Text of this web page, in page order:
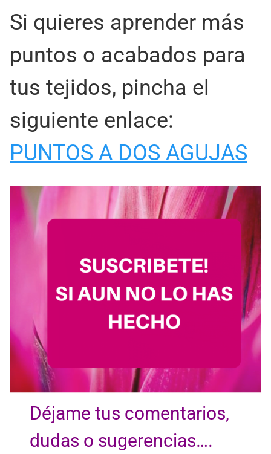
Si quieres aprender más
puntos o acabados para
tus tejidos, pincha el
siguiente enlace:
PUNTOS A DOS AGUJAS
Déjame tus comentarios,
dudas o sugerencias….